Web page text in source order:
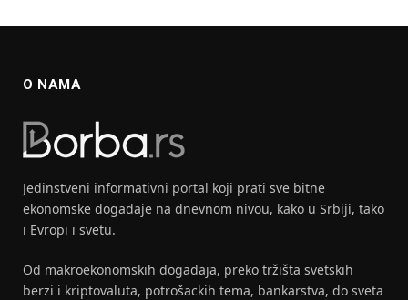
O NAMA
Jedinstveni informativni portal koji prati sve bitne
ekonomske dogadaje na dnevnom nivou, kako u Srbiji, tako
i Evropi i svetu.
Od makroekonomskih dogadaja, preko tržišta svetskih
berzi i kriptovaluta, potrošackih tema, bankarstva, do sveta